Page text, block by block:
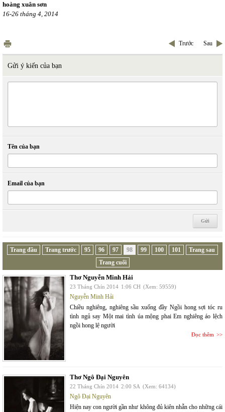
hoàng xuân sơn
16-26 tháng 4, 2014
Trước Sau
Gửi ý kiến của bạn
Tên của bạn
Email của bạn
Trang đầu Trang trước 95 96 97 98 99 100 101
Trang sau
Trang cuối
Thơ Nguyễn Minh Hải
23 Tháng Chín 2014 1:06 CH (Xem: 59559)
Nguyễn Minh Hải
Chiều nghiêng, nghiêng sầu xuống đầy Ngồi hong sợi tóc ru
tình ngủ say Một mai tình úa mộng phai Em nghiêng áo lệch
ngồi hong lệ người
Đọc thêm
Thơ Ngô Đại Nguyên
22 Tháng Chín 2014 2:00 SA (Xem: 64134)
Ngô Đại Nguyên
Hiện nay con người gần như không đủ kiên nhẫn cho những cái